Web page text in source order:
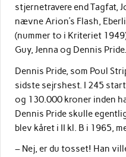
stjernetravere end Tagfat,
nævne Arion’s Flash,
(nummer to i Kriteriet
Guy, Jenna og Dennis Pride.
Dennis Pride, som Poul
sidste sejrshest. I 245
og 130.000 kroner inden
Dennis Pride skulle
blev kåret i II kl. B i 1965,
– Nej, er du tosset! Han